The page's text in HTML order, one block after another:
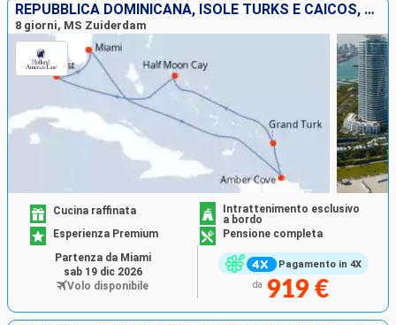
REPUBBLICA DOMINICANA, ISOLE TURKS E CAICOS, BAHAMAS, STATI UNITI
8 giorni, MS Zuiderdam
Pagamento in 4X
Cucina raffinata
Intrattenimento esclusivo
a bordo
Esperienza Premium
Pensione completa
da 919 €
Partenza da Miami
sab 19 dic 2026
Volo disponibile